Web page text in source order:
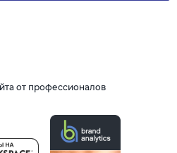
от профессионалов